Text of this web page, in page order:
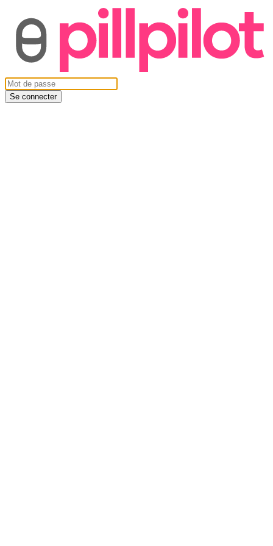
Se connecter